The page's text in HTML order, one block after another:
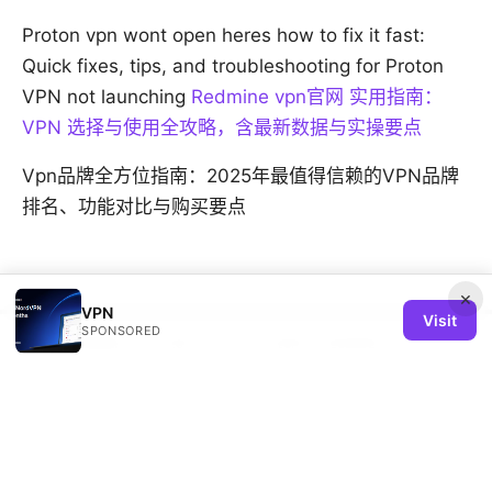
Proton vpn wont open heres how to fix it fast:
Quick fixes, tips, and troubleshooting for Proton
VPN not launching Redmine vpn官网 实用指南：
VPN 选择与使用全攻略，含最新数据与实操要点
Vpn品牌全方位指南：2025年最值得信赖的VPN品牌
排名、功能对比与购买要点
×
VPN
SPONSORED
Visit
© 2026 REMIND SOLUTION LTD. ALL RIGHTS RESERVED. V.1